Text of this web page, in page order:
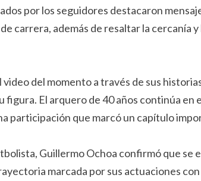
por los seguidores destacaron
carrera, además de resaltar la cercanía
del momento a través de sus
figura. El arquero de 40 años continúa en
participación que marcó un capítulo
Guillermo Ochoa confirmó que se
marcada por sus actuaciones